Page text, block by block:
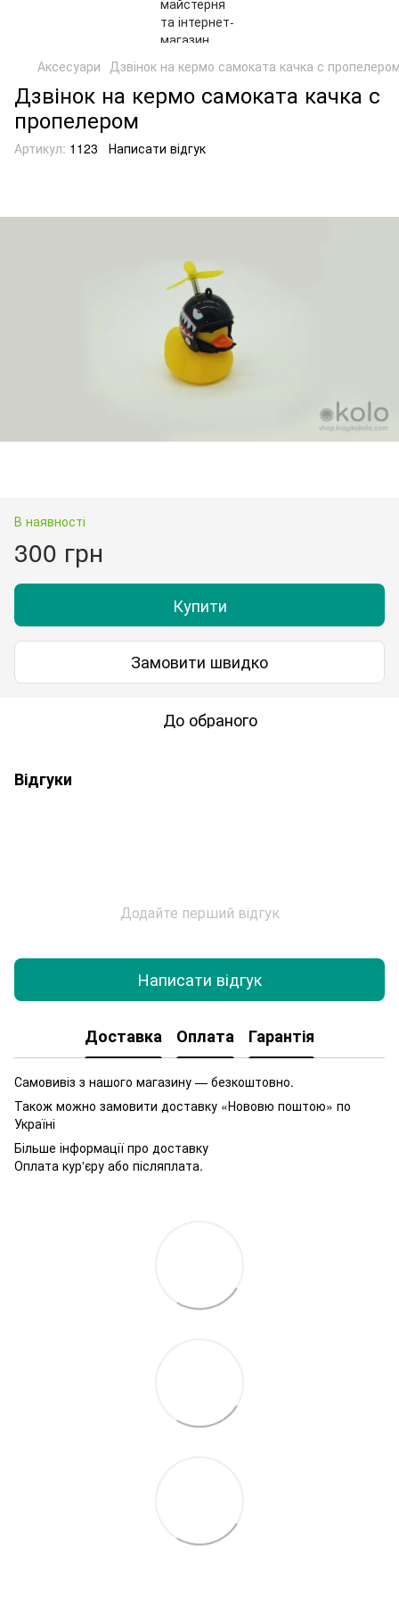
Аксесуари Дзвінок на кермо самоката качка с
Дзвінок на кермо самоката качка с
пропелером
Артикул: 1123 Написати відгук
В наявності
300 грн
Купити
Замовити швидко
До обраного
Відгуки
Додайте перший відгук
Написати відгук
Доставка Оплата Гарантія
Самовивіз з нашого магазину — безкоштовно.
Також можно замовити доставку «Нововю поштою» по
Україні
Більше інформації про доставку
Оплата кур'єру або післяплата.